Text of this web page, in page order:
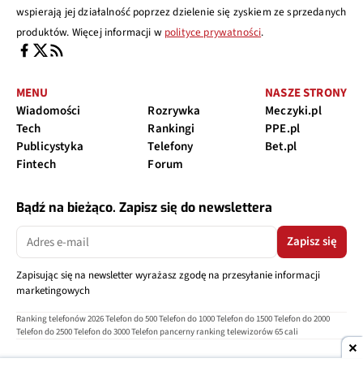
wspierają jej działalność poprzez dzielenie się zyskiem ze sprzedanych
produktów. Więcej informacji w polityce prywatności.
MENU
Wiadomości
Tech
Publicystyka
Fintech
Rozrywka
Rankingi
Telefony
Forum
NASZE STRONY
Meczyki.pl
PPE.pl
Bet.pl
Bądź na bieżąco. Zapisz się do newslettera
Zapisz się
Zapisując się na newsletter wyrażasz zgodę na przesyłanie informacji
marketingowych
Ranking telefonów 2026Telefon do 500Telefon do 1000Telefon do 1500Telefon do 2000
Telefon do 2500Telefon do 3000Telefon pancerny ranking telewizorów 65 cali